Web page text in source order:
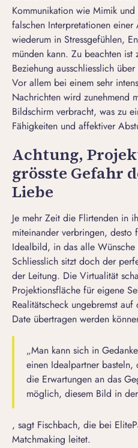
Kommunikation wie Mimik
falschen Interpretationen einer
wiederum in Stressgefühlen,
münden kann. Zu beachten
Beziehung ausschliesslich
Vor allem bei einem sehr
Nachrichten wird zunehmend
Bildschirm verbracht, was zu
Fähigkeiten und affektiver
Achtung,
grösste Gefahr
Liebe
Je mehr Zeit die Flirtenden in
miteinander verbringen, desto
Idealbild, in das alle
Schliesslich sitzt doch der
der Leitung. Die Virtualität
Projektionsfläche für eigene
Realitätscheck ungebremst
Date übertragen werden
„Man kann sich in
einen Idealpartner
die Erwartungen an das
möglich, diesem Bild in
, sagt Fischbach, die bei
Matchmaking leitet.